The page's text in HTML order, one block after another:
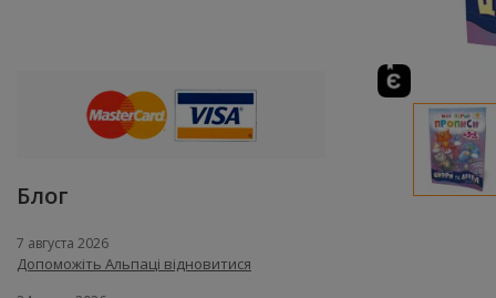
Блог
7 августа 2026
Допоможіть Альпаці відновитися